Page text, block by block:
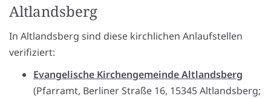
Altlandsberg
In Altlandsberg sind diese kirchlichen Anlaufstellen
verifiziert:
Evangelische Kirchengemeinde Altlandsberg
(Pfarramt, Berliner Straße 16, 15345 Altlandsberg;